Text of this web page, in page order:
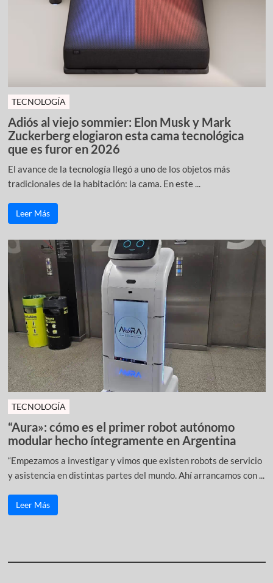
TECNOLOGÍA
Adiós al viejo sommier: Elon Musk y Mark
Zuckerberg elogiaron esta cama tecnológica
que es furor en 2026
El avance de la tecnología llegó a uno de los objetos más
tradicionales de la habitación: la cama. En este ...
Leer Más
TECNOLOGÍA
“Aura»: cómo es el primer robot autónomo
modular hecho íntegramente en Argentina
“Empezamos a investigar y vimos que existen robots de servicio
y asistencia en distintas partes del mundo. Ahí arrancamos con ...
Leer Más